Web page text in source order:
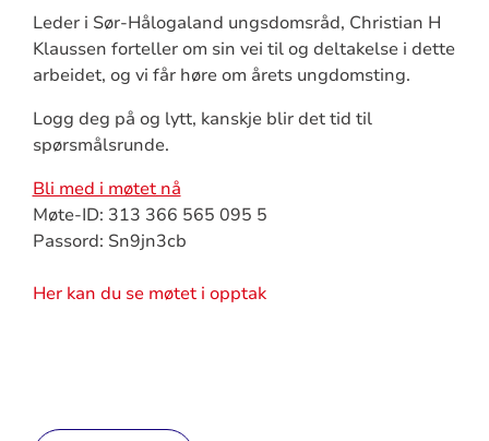
Leder i Sør-Hålogaland ungsdomsråd, Christian H
Klaussen forteller om sin vei til og deltakelse i dette
arbeidet, og vi får høre om årets ungdomsting.
Logg deg på og lytt, kanskje blir det tid til
spørsmålsrunde.
Bli med i møtet nå
Møte-ID: 313 366 565 095 5
Passord: Sn9jn3cb
Her kan du se møtet i opptak